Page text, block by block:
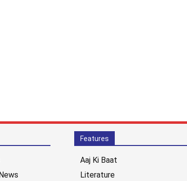
Features
Aaj Ki Baat
Literature